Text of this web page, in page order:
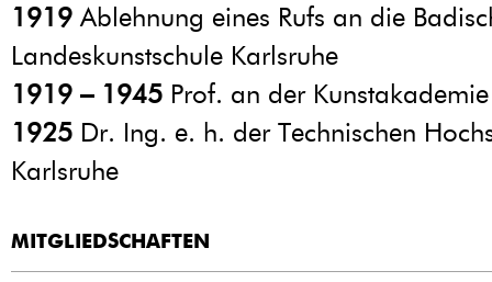
1919 Ablehnung eines Rufs an die
Landeskunstschule Karlsruhe
1919 – 1945 Prof. an der
1925 Dr. Ing. e. h. der Technischen
Karlsruhe
MITGLIEDSCHAFTEN